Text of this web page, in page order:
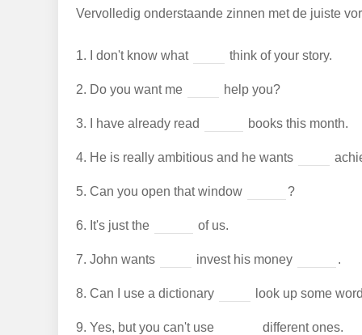
Vervolledig onderstaande zinnen met de juiste
1. I don't know what think of your story.
2. Do you want me help you?
3. I have already read books this month.
4. He is really ambitious and he wants
5. Can you open that window ?
6. It's just the of us.
7. John wants invest his money .
8. Can I use a dictionary look up some
9. Yes, but you can't use different ones.